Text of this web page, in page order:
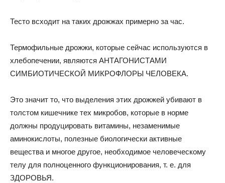
Тесто всходит на таких дрожжах примерно за час.
Термофильные дрожжи, которые сейчас используются в
хлебопечении, являются АНТАГОНИСТАМИ
СИМБИОТИЧЕСКОЙ МИКРОФЛОРЫ ЧЕЛОВЕКА.
Это значит то, что выделения этих дрожжей убивают в
толстом кишечнике тех микробов, которые в норме
должны продуцировать витамины, незаменимые
аминокислоты, полезные биологически активные
вещества и многое другое, необходимое человеческому
телу для полноценного функционирования, т. е. для
ЗДОРОВЬЯ.